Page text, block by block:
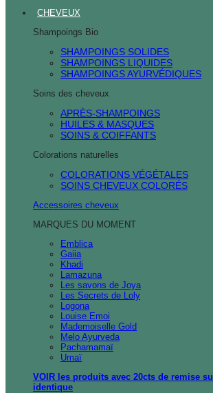
CHEVEUX
Shampoings Bio
SHAMPOINGS SOLIDES
SHAMPOINGS LIQUIDES
SHAMPOINGS AYURVÉDIQUES
Soins des cheveux
APRÈS-SHAMPOINGS
HUILES & MASQUES
SOINS & COIFFANTS
Colorations naturelles
COLORATIONS VÉGÉTALES
SOINS CHEVEUX COLORÉS
Accessoires cheveux
MARQUES DU MOMENT
Emblica
Gaiia
Khadi
Lamazuna
Les savons de Joya
Les Secrets de Loly
Logona
Louise Emoi
Mademoiselle Gold
Melo Ayurveda
Pachamamaï
Umaï
VOIR les produits avec 20cts de remise
identique